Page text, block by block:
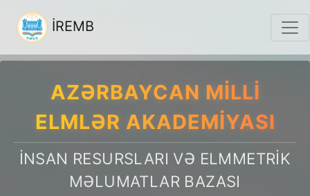
İREMB
AZƏRBAYCAN MILLI
ELMLƏR AKADEMIYASI
İNSAN RESURSLARI VƏ ELMMETRIK
MƏLUMATLAR BAZASI